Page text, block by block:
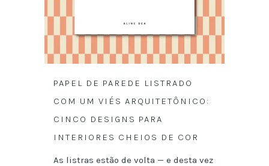
PAPEL DE PAREDE LISTRADO
COM UM VIÉS ARQUITETÔNICO:
CINCO DESIGNS PARA
INTERIORES CHEIOS DE COR
As listras estão de volta — e desta vez